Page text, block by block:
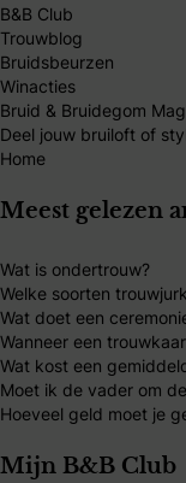
B&B Club
Trouwblog
Bruidsbeurzen
Winacties
Bruid & Bruidegom
Deel jouw bruiloft of
Home
Meest gelezen
Wat is ondertrouw?
Welke soorten
Wat doet een
Wanneer een
Wat kost een
Moet ik de vader om
Hoeveel geld moet je
Mijn B&B Club